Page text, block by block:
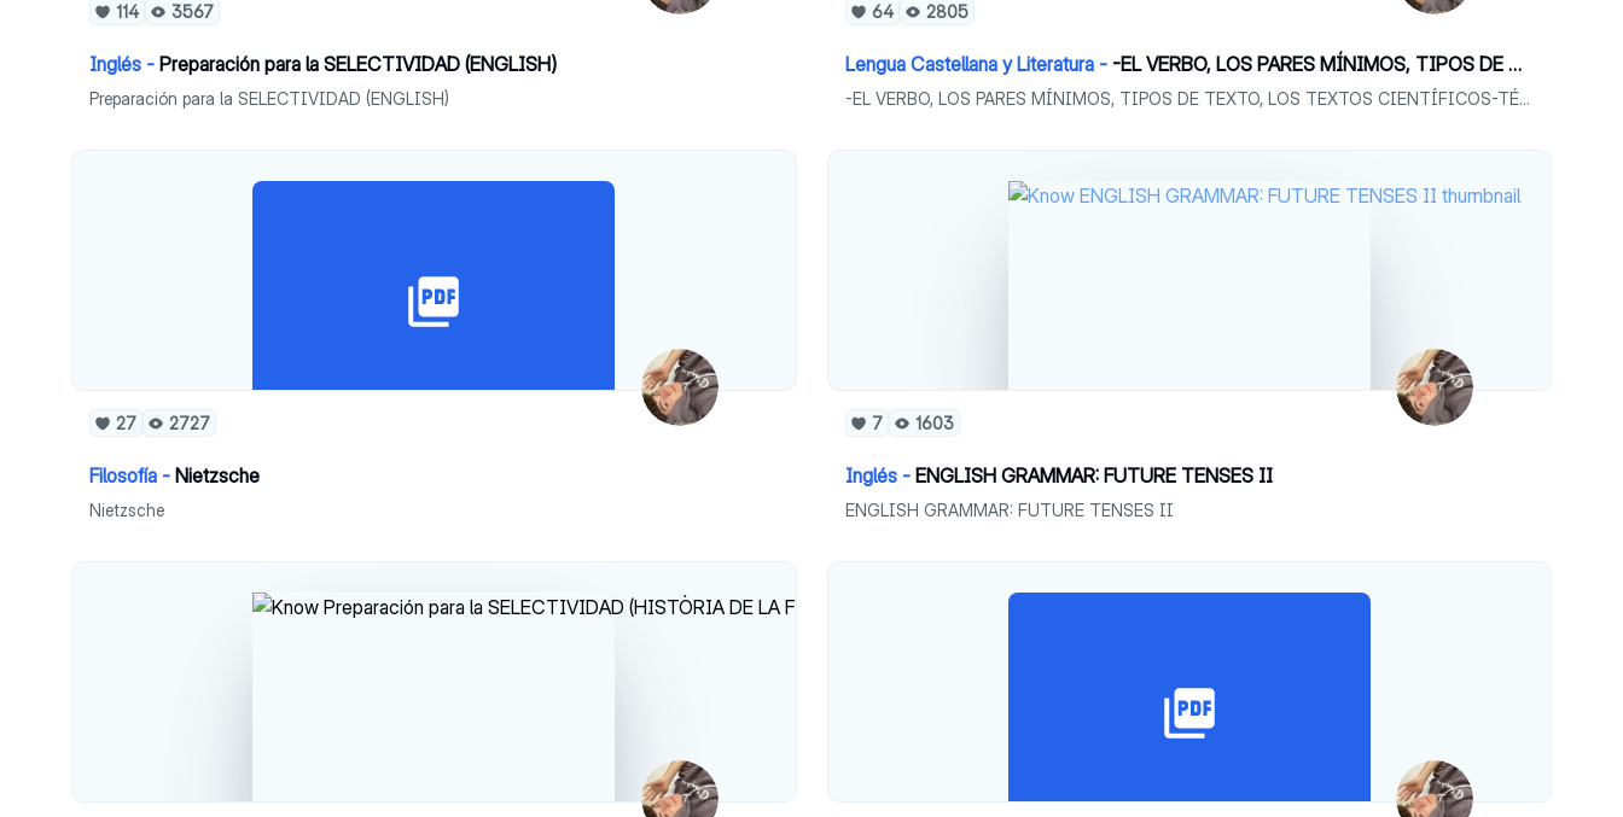
114 3567
Inglés - Preparación para la SELECTIVIDAD (ENGLISH)
Preparación para la SELECTIVIDAD (ENGLISH)
64 2805
Lengua Castellana y Literatura - -EL VERBO, LOS PARES MÍNIMOS, TIPOS DE TEXTO, LOS TEXTOS CIENTÍFICOS-TÉCNICOS, LUCES DE BOHEMIA
-EL VERBO, LOS PARES MÍNIMOS, TIPOS DE TEXTO, LOS TEXTOS CIENTÍFICOS-TÉCNICOS, LUCES DE BOHEMIA
27 2727
Filosofía - Nietzsche
Nietzsche
7 1603
Inglés - ENGLISH GRAMMAR: FUTURE TENSES II
ENGLISH GRAMMAR: FUTURE TENSES II